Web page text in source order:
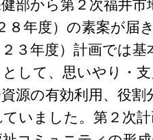
部から第２次福井市
８年度）の素案が届
２３年度）計画では
して、思いやり・
源の有効利用、役
ていました。第２次